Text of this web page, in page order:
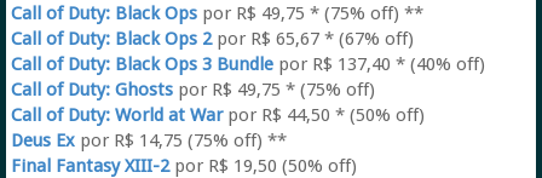
Call of Duty: Black Opspor R$ 49,75 * (75% off) **
Call of Duty: Black Ops 2por R$ 65,67 * (67% off)
Call of Duty: Black Ops 3 Bundle por R$ 137,40 * (40% off)
Call of Duty: Ghosts por R$ 49,75 * (75% off)
Call of Duty: World at Warpor R$ 44,50 * (50% off)
Deus Ex por R$ 14,75 (75% off) **
Final Fantasy XIII-2por R$ 19,50 (50% off)